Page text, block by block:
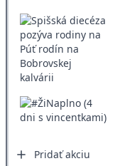
Pridať akciu